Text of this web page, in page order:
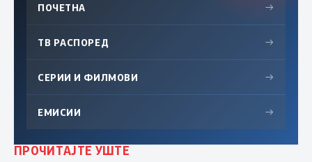
ПОЧЕТНА →
ТВ РАСПОРЕД →
СЕРИИ И ФИЛМОВИ →
ЕМИСИИ →
ПРОЧИТАЈТЕ УШТЕ